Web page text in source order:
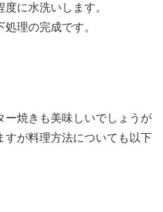
に水洗いします。
理の完成です。
ー焼きも美味しいでしょうが
すが料理方法についても以下